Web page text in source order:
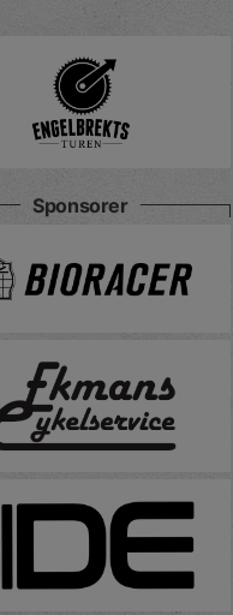
Sponsorer